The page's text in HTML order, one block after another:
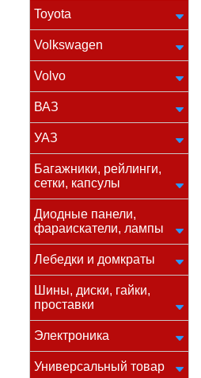
Toyota
Volkswagen
Volvo
ВАЗ
УАЗ
Багажники, рейлинги,
сетки, капсулы
Диодные панели,
фараискатели, лампы
Лебедки и домкраты
Шины, диски, гайки,
проставки
Электроника
Универсальный товар